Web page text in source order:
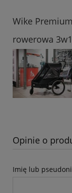
Wike
rowerowa
Opinie o
Imię lub